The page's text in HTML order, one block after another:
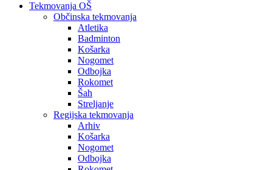
Tekmovanja OŠ
Občinska tekmovanja
Atletika
Badminton
Košarka
Nogomet
Odbojka
Rokomet
Šah
Streljanje
Regijska tekmovanja
Arhiv
Košarka
Nogomet
Odbojka